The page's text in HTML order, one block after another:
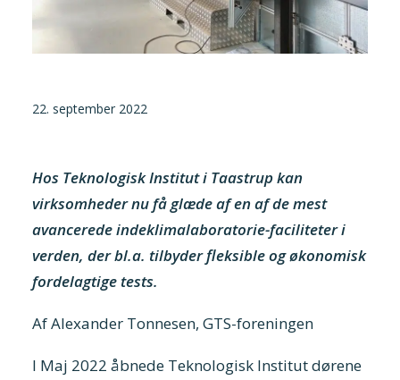
22. september 2022
Hos Teknologisk Institut i Taastrup kan
virksomheder nu få glæde af en af de mest
avancerede indeklimalaboratorie-faciliteter i
verden, der bl.a. tilbyder fleksible og økonomisk
fordelagtige tests.
Af Alexander Tonnesen, GTS-foreningen
I Maj 2022 åbnede Teknologisk Institut dørene